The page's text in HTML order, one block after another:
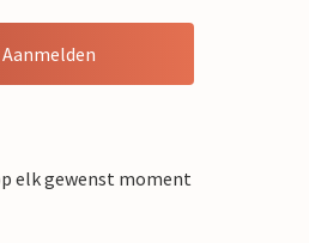
Aanmelden
elk gewenst moment